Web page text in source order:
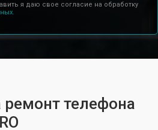
я даю свое согласие на обработку
ремонт телефона